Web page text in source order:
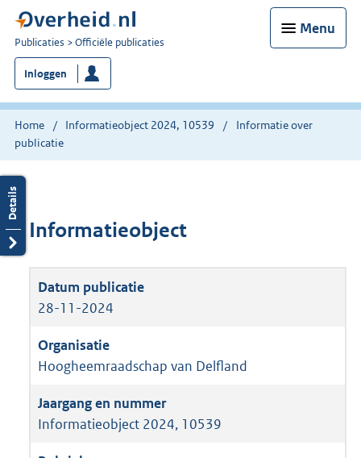
Menu
U
bent
nu
hier:
Publicaties Officiële publicaties
Inloggen
Home Informatieobject 2024, 10539
Informatie over
publicatie
Informatieobject
28-11-2024
Hoogheemraadschap van Delfland
Informatieobject 2024, 10539